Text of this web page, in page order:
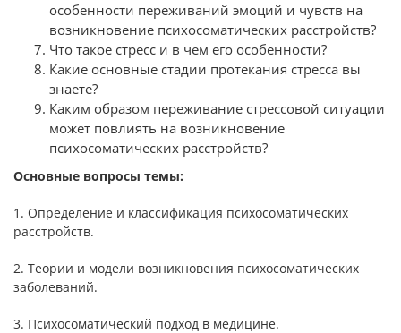
особенности переживаний эмоций и чувств на
возникновение психосоматических расстройств?
Что такое стресс и в чем его особенности?
Какие основные стадии протекания стресса вы
знаете?
Каким образом переживание стрессовой ситуации
может повлиять на возникновение
психосоматических расстройств?
Основные вопросы темы:
1. Определение и классификация психосоматических
расстройств.
2. Теории и модели возникновения психосоматических
заболеваний.
3. Психосоматический подход в медицине.